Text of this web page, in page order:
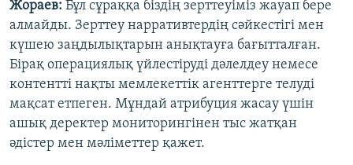
Жораев: Бұл сұраққа біздің зерттеуіміз жауап бере
алмайды. Зерттеу нарративтердің сәйкестігі мен
күшею заңдылықтарын анықтауға бағытталған.
Бірақ операциялық үйлестіруді дәлелдеу немесе
контентті нақты мемлекеттік агенттерге телуді
мақсат етпеген. Мұндай атрибуция жасау үшін
ашық деректер мониторингінен тыс жатқан
әдістер мен мәліметтер қажет.